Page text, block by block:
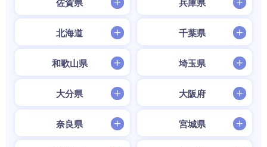
佐賀県 兵庫県
北海道 千葉県
和歌山県 埼玉県
大分県 大阪府
奈良県 宮城県